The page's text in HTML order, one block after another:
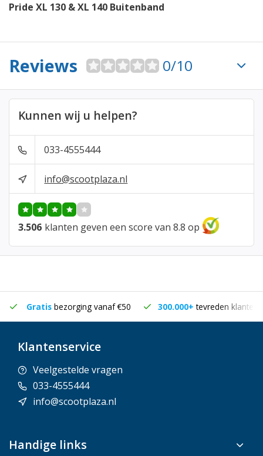
Pride XL 130 & XL 140 Buitenband
Reviews 0/10
Kunnen wij u helpen?
033-4555444
info@scootplaza.nl
3.506 klanten geven een score van 8.8 op
Gratis bezorging vanaf €50 300.000+tevreden klanten
Klantenservice
Veelgestelde vragen
033-4555444
info@scootplaza.nl
Handige links